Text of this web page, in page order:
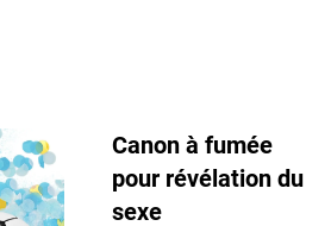
Canon à fumée
pour révélation du
sexe